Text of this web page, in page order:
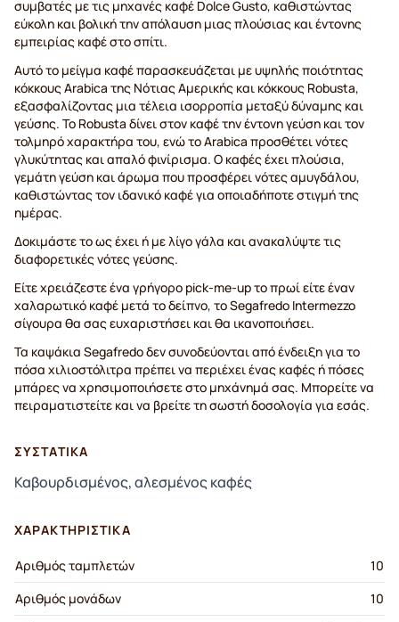
συμβατές με τις μηχανές καφέ Dolce Gusto, καθιστώντας
εύκολη και βολική την απόλαυση μιας πλούσιας και έντονης
εμπειρίας καφέ στο σπίτι.
Αυτό το μείγμα καφέ παρασκευάζεται με υψηλής ποιότητας
κόκκους Arabica της Νότιας Αμερικής και κόκκους Robusta,
εξασφαλίζοντας μια τέλεια ισορροπία μεταξύ δύναμης και
γεύσης. Το Robusta δίνει στον καφέ την έντονη γεύση και τον
τολμηρό χαρακτήρα του, ενώ το Arabica προσθέτει νότες
γλυκύτητας και απαλό φινίρισμα. Ο καφές έχει πλούσια,
γεμάτη γεύση και άρωμα που προσφέρει νότες αμυγδάλου,
καθιστώντας τον ιδανικό καφέ για οποιαδήποτε στιγμή της
ημέρας.
Δοκιμάστε το ως έχει ή με λίγο γάλα και ανακαλύψτε τις
διαφορετικές νότες γεύσης.
Είτε χρειάζεστε ένα γρήγορο pick-me-up το πρωί είτε έναν
χαλαρωτικό καφέ μετά το δείπνο, το Segafredo Intermezzo
σίγουρα θα σας ευχαριστήσει και θα ικανοποιήσει.
Τα καψάκια Segafredo δεν συνοδεύονται από ένδειξη για το
πόσα χιλιοστόλιτρα πρέπει να περιέχει ένας καφές ή πόσες
μπάρες να χρησιμοποιήσετε στο μηχάνημά σας. Μπορείτε να
πειραματιστείτε και να βρείτε τη σωστή δοσολογία για εσάς.
ΣΥΣΤΑΤΙΚΆ
Καβουρδισμένος, αλεσμένος καφές
ΧΑΡΑΚΤΗΡΙΣΤΙΚΆ
Αριθμός ταμπλετών
10
Αριθμός μονάδων
10